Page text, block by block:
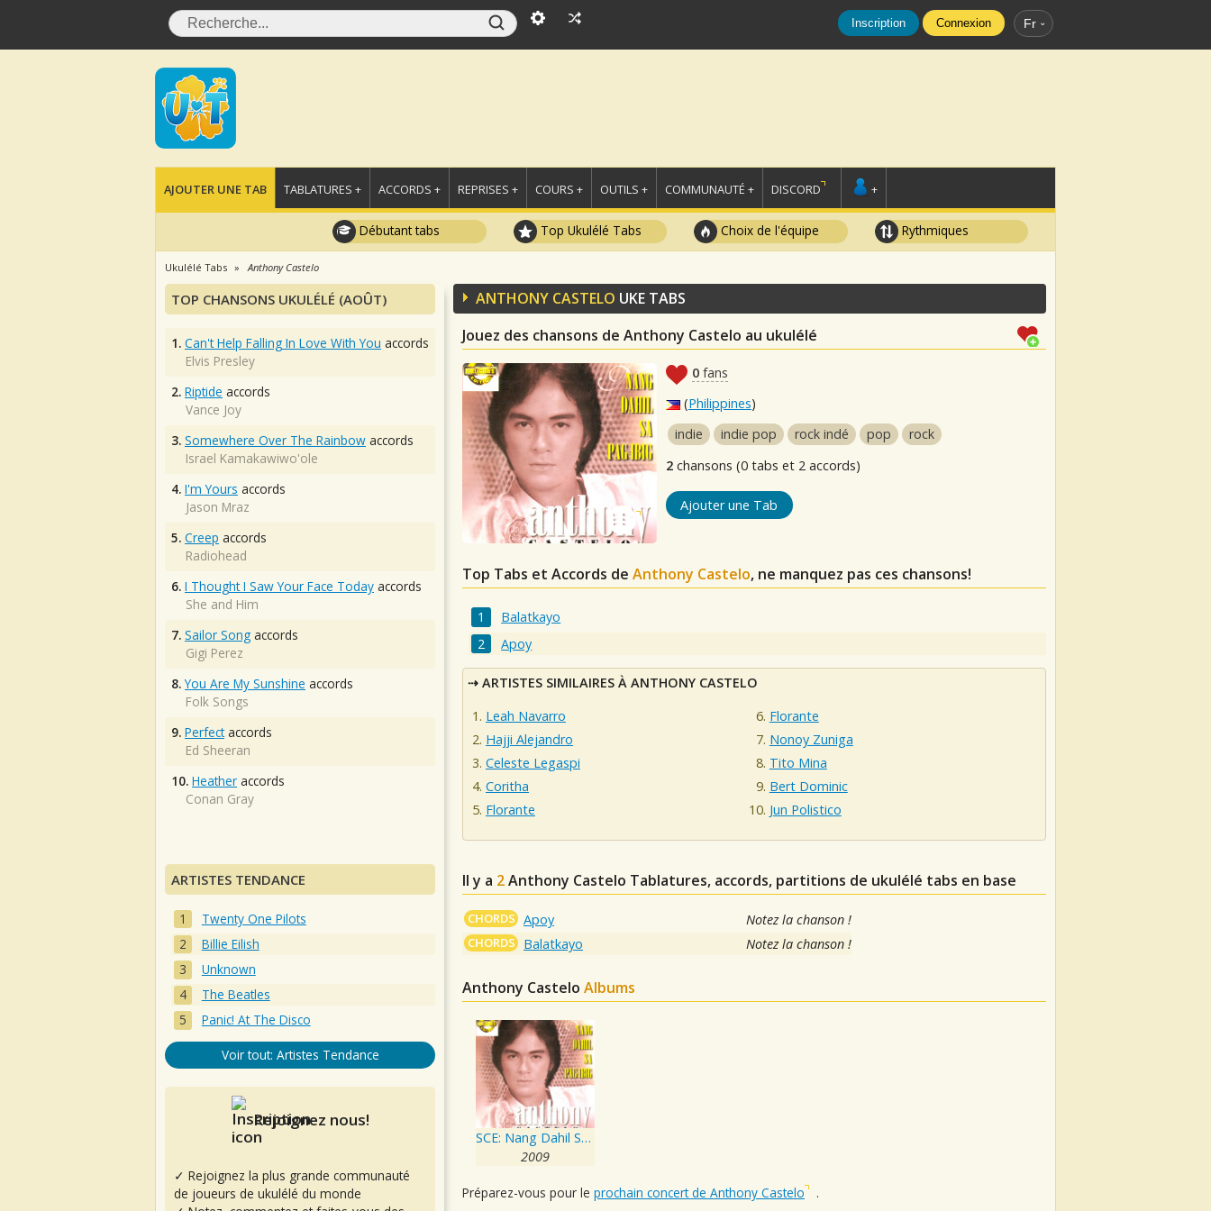
Inscription Connexion Fr
AJOUTER UNE TAB TABLATURES + ACCORDS + REPRISES + COURS + OUTILS + COMMUNAUTÉ + DISCORD +
Débutant tabs Top Ukulélé Tabs Choix de l'équipe Rythmiques
Ukulélé Tabs Anthony Castelo
ANTHONY CASTELO UKE TABS
Jouez des chansons de Anthony Castelo au ukulélé
0 fans
(Philippines)
indie
indie pop rock indé pop
rock
2 chansons (0 tabs et 2 accords)
Ajouter une Tab
Top Tabs et Accords de Anthony Castelo, ne manquez pas ces chansons!
Balatkayo
Apoy
ARTISTES SIMILAIRES À ANTHONY CASTELO
Leah Navarro
Hajji Alejandro
Celeste Legaspi
Coritha
Florante
Florante
Nonoy Zuniga
Tito Mina
Bert Dominic
Jun Polistico
Il y a 2Anthony Castelo Tablatures, accords, partitions de ukulélé tabs en base
CHORDS Apoy Notez la chanson !
CHORDS Balatkayo Notez la chanson !
Anthony Castelo Albums
SCE: Nang Dahil Sa Pag-ibig
2009
Préparez-vous pour le prochain concert de Anthony Castelo .
TOP CHANSONS UKULÉLÉ (AOÛT)
1. Can't Help Falling In Love With You accords
Elvis Presley
2. Riptide accords
Vance Joy
3. Somewhere Over The Rainbow accords
Israel Kamakawiwo'ole
4. I'm Yours accords
Jason Mraz
5. Creep accords
Radiohead
6. I Thought I Saw Your Face Today accords
She and Him
7. Sailor Song accords
Gigi Perez
8. You Are My Sunshine accords
Folk Songs
9. Perfectaccords
Ed Sheeran
10. Heather accords
Conan Gray
ARTISTES TENDANCE
Twenty One Pilots
Billie Eilish
Unknown
The Beatles
Panic! At The Disco
Voir tout: Artistes Tendance
Rejoignez nous!
✓ Rejoignez la plus grande communauté
de joueurs de ukulélé du monde